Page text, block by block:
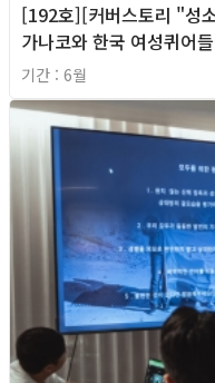
[192호][커버스토리 "성
가나코와 한국 여성퀴어
기간 : 6월